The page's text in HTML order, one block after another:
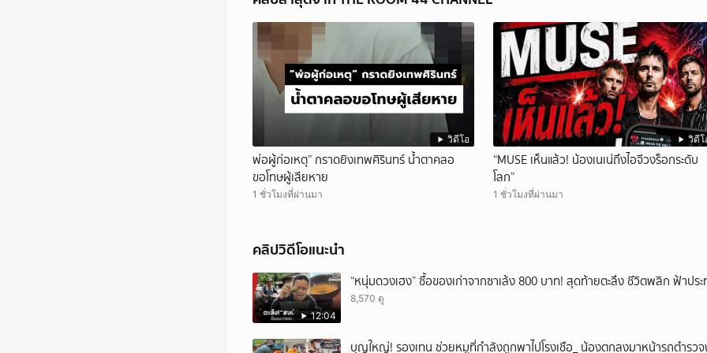
วิดีโอ
พ่อผู้ก่อเหตุ” กราดยิงเทพศิรินทร์ น้ำตาคลอ
ขอโทษผู้เสียหาย
1 ชั่วโมงที่ผ่านมา
วิดีโ
“MUSE เห็นแล้ว! น้องเนเน่ถึงไอจีวงร็อกระดับ
โลก”
1 ชั่วโมงที่ผ่านมา
คลิปวิดีโอแนะนำ
12:04
“หนุ่มดวงเฮง” ซื้อของเก่าจากซาเล้ง 800 บาท! สุดท้ายตะลึง ชีวิตพลิก ฟ้าปร
8,570 ดู
บุญใหญ่! รองเทน ช่วยหมูที่กำลังถูกพาไปโรงเชือ_ น้องตกลงมาหน้ารถตำรว